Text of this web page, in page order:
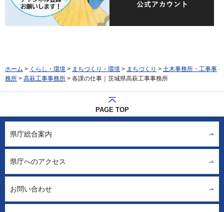
ホーム > くらし・環境 > まちづくり・環境 > まちづくり > 土木事務所・工事事
務所 > 高萩工事事務所 > 各課の仕事｜茨城県高萩工事事務所
PAGE TOP
県庁総合案内
県庁へのアクセス
お問い合わせ